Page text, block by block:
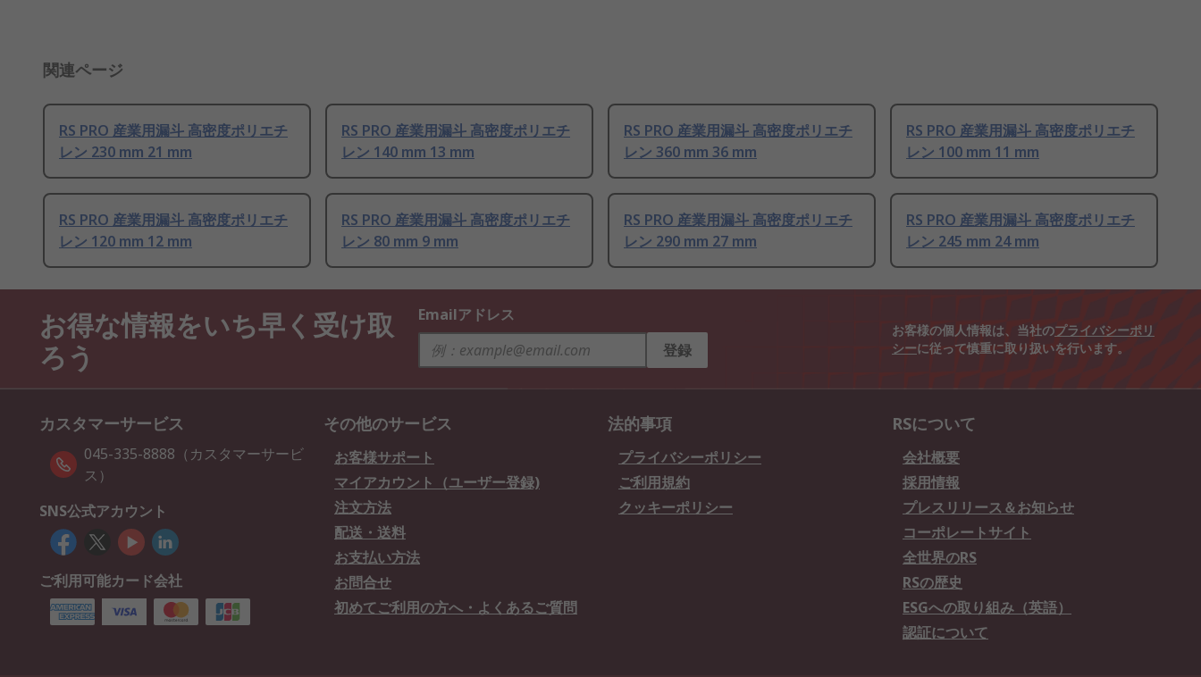
関連ページ
RS PRO 産業用漏斗 高密度ポリエチ
レン 230 mm 21 mm
RS PRO 産業用漏斗 高密度ポリエチ
レン 140 mm 13 mm
RS PRO 産業用漏斗 高密度ポリエチ
レン 360 mm 36 mm
RS PRO 産業用漏斗 高密度ポリエチ
レン 100 mm 11 mm
RS PRO 産業用漏斗 高密度ポリエチ
レン 120 mm 12 mm
RS PRO 産業用漏斗 高密度ポリエチ
レン 80 mm 9 mm
RS PRO 産業用漏斗 高密度ポリエチ
レン 290 mm 27 mm
RS PRO 産業用漏斗 高密度ポリエチ
レン 245 mm 24 mm
お得な情報をいち早く受け取
ろう
Emailアドレス
登録
お客様の個人情報は、当社のプライバシーポリ
シーに従って慎重に取り扱いを行います。
カスタマーサービス
045-335-8888（カスタマーサービ
ス）
SNS公式アカウント
ご利用可能カード会社
その他のサービス
お客様サポート
マイアカウント（ユーザー登録)
注文方法
配送・送料
お支払い方法
お問合せ
初めてご利用の方へ・よくあるご質問
法的事項
プライバシーポリシー
ご利用規約
クッキーポリシー
RSについて
会社概要
採用情報
プレスリリース＆お知らせ
コーポレートサイト
全世界のRS
RSの歴史
ESGへの取り組み（英語）
認証について